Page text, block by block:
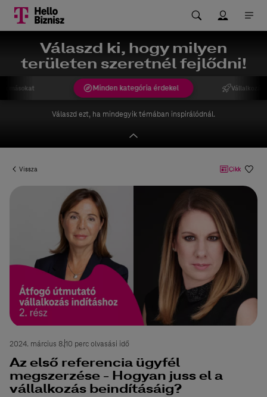
Válaszd ki, hogy milyen
területen szeretnél fejlődni!
Minden kategória érdekel
másokat
Válaszd ezt, ha mindegyik témában inspirálódnál.
Vissza Cikk
Az első referencia ügyfél
megszerzése - Hogyan juss el a
vállalkozás beindításáig?
2024. március 8.10 perc olvasási idő